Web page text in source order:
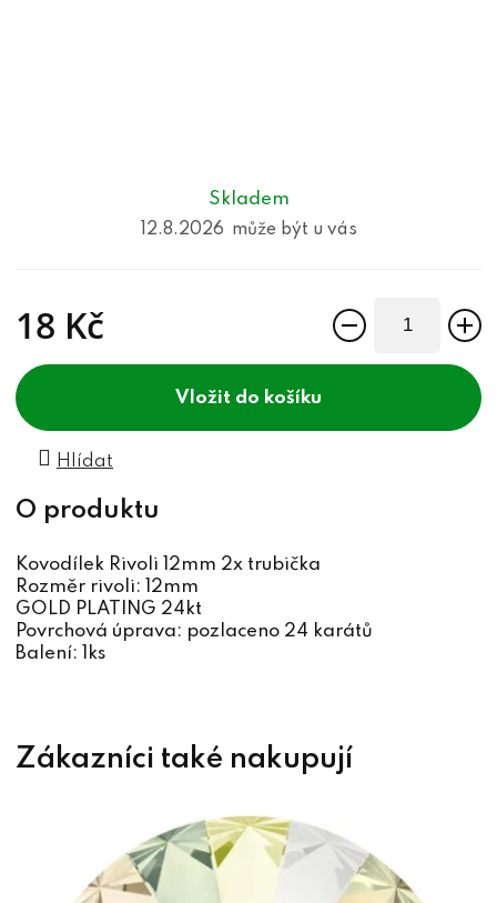
Skladem
12.8.2026
18 Kč
do košíku
Hlídat
Kovodílek Rivoli 12mm 2x trubička
Rozměr rivoli: 12mm
GOLD PLATING 24kt
Povrchová úprava: pozlaceno 24 karátů
Balení: 1ks